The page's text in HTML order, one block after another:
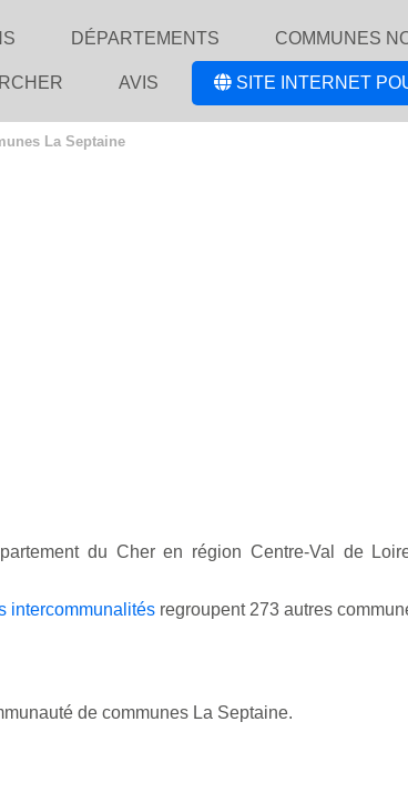
DÉPARTEMENTS COMMUNES
AVIS SITE INTERNET
La Septaine
du Cher en région Centre-Val de
intercommunalités regroupent 273 autres
de communes La Septaine.